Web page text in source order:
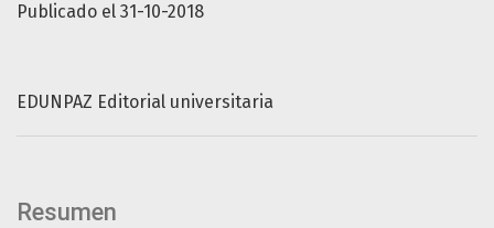
Publicado el 31-10-2018
EDUNPAZ Editorial universitaria
Resumen